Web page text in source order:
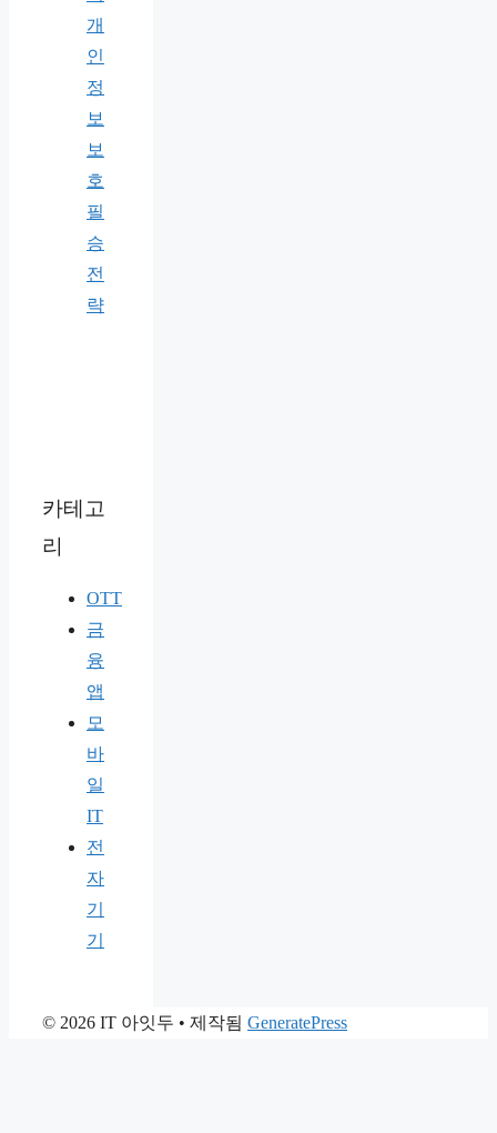
개
인
정
보
보
호
필
승
전
략
카테고
리
OTT
금
융
앱
모
바
일
IT
전
자
기
기
© 2026 IT 아잇두 • 제작됨 GeneratePress